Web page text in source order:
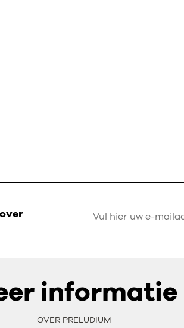
informatie
OVER PRELUDIUM